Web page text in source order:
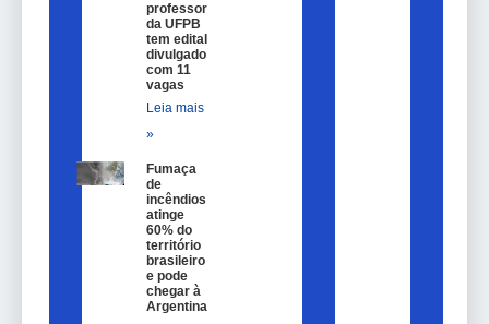
professor
da UFPB
tem edital
divulgado
com 11
vagas
Leia mais
»
Fumaça
de
incêndios
atinge
60% do
território
brasileiro
e pode
chegar à
Argentina